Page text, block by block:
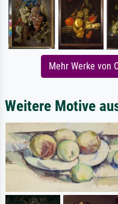
Mehr Werke von
Weitere Motive